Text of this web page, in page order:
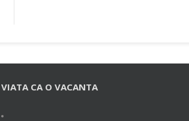
VIATA CA O VACANTA